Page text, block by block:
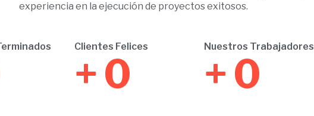
experiencia en la ejecución de proyectos exitosos.
Clientes Felices
+0
Nuestros Trabajadores
+0